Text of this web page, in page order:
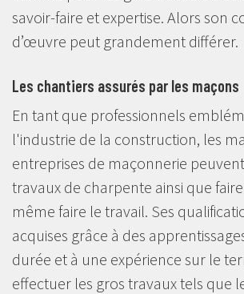
savoir-faire et expertise. Alors son
d’œuvre peut grandement différer.
Les chantiers assurés par les maçons
En tant que professionnels
l'industrie de la construction, les
entreprises de maçonnerie
travaux de charpente ainsi que
même faire le travail. Ses
acquises grâce à des
durée et à une expérience sur le
effectuer les gros travaux tels que